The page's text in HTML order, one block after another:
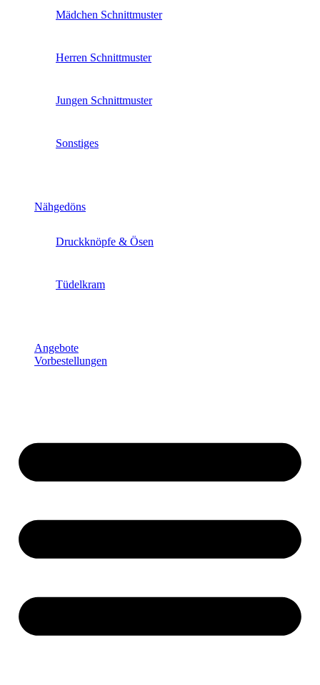
Mädchen Schnittmuster
Herren Schnittmuster
Jungen Schnittmuster
Sonstiges
Nähgedöns
Druckknöpfe & Ösen
Tüdelkram
Angebote
Vorbestellungen